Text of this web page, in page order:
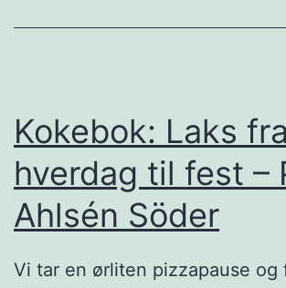
e
s
t
r
o
o
Kokebok: Laks fra
hverdag til fest –
Ahlsén Söder
Vi tar en ørliten pizzapause